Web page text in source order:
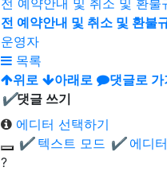
전 예약안내 및 취소 및 환불
운영자
목록
위로
아래로
댓글로 가
✔댓글 쓰기
에디터 선택하기
✔ 텍스트 모드 ✔ 에디
?